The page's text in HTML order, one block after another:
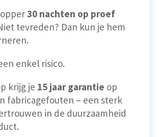
30 nachten op proef
tevreden? Dan kun je hem
enkel risico.
krijg je 15 jaar garantie op
fabricagefouten – een sterk
in de duurzaamheid